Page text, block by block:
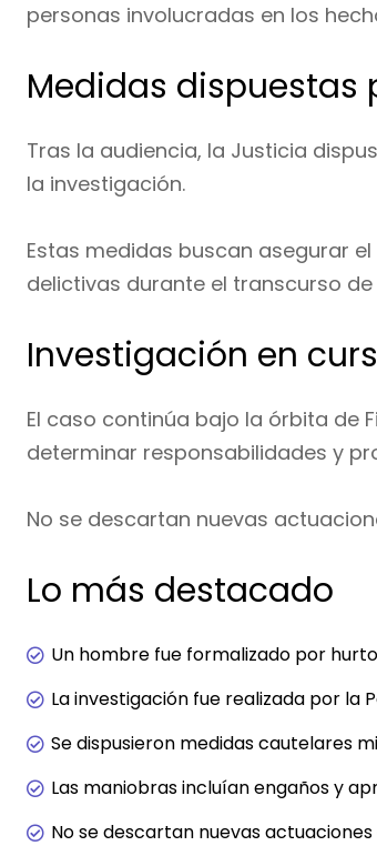
personas involucradas en los
Medidas dispuestas
Tras la audiencia, la Justicia
la investigación.
Estas medidas buscan asegurar
delictivas durante el transcurso
Investigación en
El caso continúa bajo la órbita de
determinar responsabilidades y
No se descartan nuevas
Lo más destacado
Un hombre fue formalizado por
La investigación fue realizada por la
Se dispusieron medidas cautelares
Las maniobras incluían engaños y
No se descartan nuevas actuaciones